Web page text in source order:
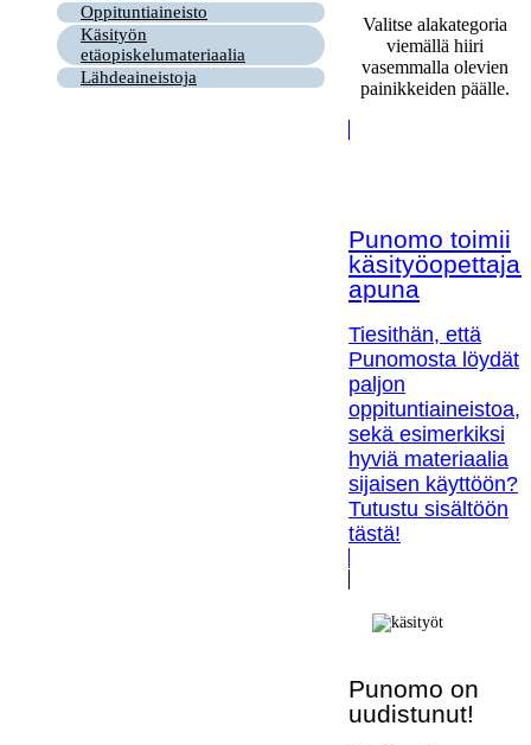
Oppituntiaineisto
Käsityön
etäopiskelumateriaalia
Lähdeaineistoja
Valitse alakategoria
viemällä hiiri
vasemmalla olevien
painikkeiden päälle.
Punomo toimii
apuna
Tiesithän, että
Punomosta löydät
paljon
oppituntiaineistoa,
sekä esimerkiksi
hyviä materiaalia
sijaisen käyttöön?
Tutustu sisältöön
tästä!
Punomo on
uudistunut!